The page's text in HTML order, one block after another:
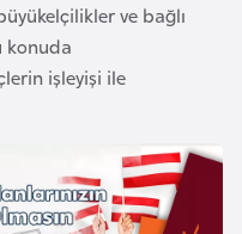
ve bağlı
konuda
işleyişi ile